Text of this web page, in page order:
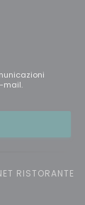
mail.
RISTORANTE